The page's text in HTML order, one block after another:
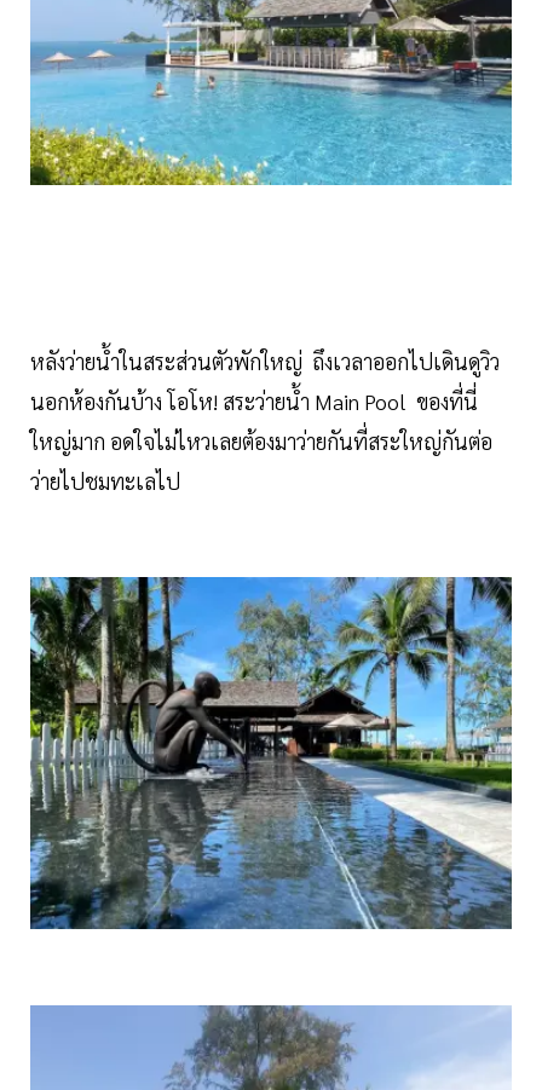
หลังว่ายน้ำในสระส่วนตัวพักใหญ่ ถึงเวลาออกไปเดินดูวิว
นอกห้องกันบ้าง โอโห! สระว่ายน้ำ Main Pool ของที่นี่
ใหญ่มาก อดใจไม่ไหวเลยต้องมาว่ายกันที่สระใหญ่กันต่อ
ว่ายไปชมทะเลไป